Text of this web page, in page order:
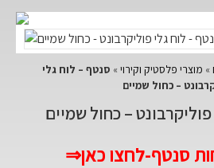
» מוצרי פלסטיק וקירוי » סנטף – לוח גלי
– כחול שמיים
– כחול שמיים
סנטף-לחצו כאן⇒